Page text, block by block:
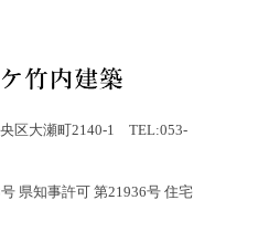
区大瀬町2140-1 TEL:053-
県知事許可 第21936号 住宅